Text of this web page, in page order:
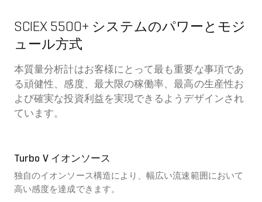
SCIEX 5500+ システムのパワーとモジ
ュール方式
本質量分析計はお客様にとって最も重要な事項であ
る頑健性、感度、最大限の稼働率、最高の生産性お
よび確実な投資利益を実現できるようデザインされ
ています。
Turbo V イオンソース
独自のイオンソース構造により、幅広い流速範囲において
高い感度を達成できます。